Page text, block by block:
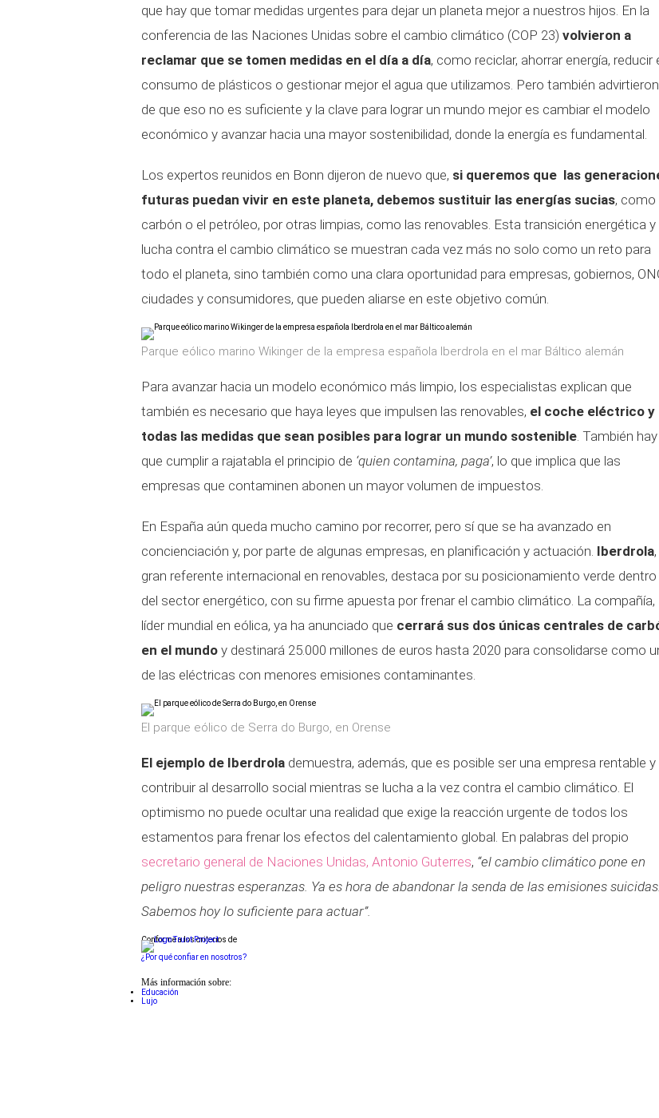
que hay que tomar medidas urgentes para dejar un planeta mejor a nuestros hijos. En la
conferencia de las Naciones Unidas sobre el cambio climático (COP 23) volvieron a
reclamar que se tomen medidas en el día a día, como reciclar, ahorrar energía, reducir
consumo de plásticos o gestionar mejor el agua que utilizamos. Pero también advirtieron
de que eso no es suficiente y la clave para lograr un mundo mejor es cambiar el modelo
económico y avanzar hacia una mayor sostenibilidad, donde la energía es fundamental.
Los expertos reunidos en Bonn dijeron de nuevo que, si queremos que las
futuras puedan vivir en este planeta, debemos sustituir las energías sucias, como
carbón o el petróleo, por otras limpias, como las renovables. Esta transición energética y
lucha contra el cambio climático se muestran cada vez más no solo como un reto para
todo el planeta, sino también como una clara oportunidad para empresas, gobiernos,
ciudades y consumidores, que pueden aliarse en este objetivo común.
Parque eólico marino Wikinger de la empresa española Iberdrola en el mar Báltico alemán
Para avanzar hacia un modelo económico más limpio, los especialistas explican que
también es necesario que haya leyes que impulsen las renovables, el coche eléctrico y
todas las medidas que sean posibles para lograr un mundo sostenible. También hay
que cumplir a rajatabla el principio de ‘quien contamina, paga’, lo que implica que las
empresas que contaminen abonen un mayor volumen de impuestos.
En España aún queda mucho camino por recorrer, pero sí que se ha avanzado en
concienciación y, por parte de algunas empresas, en planificación y actuación. Iberdrola,
gran referente internacional en renovables, destaca por su posicionamiento verde dentro
del sector energético, con su firme apuesta por frenar el cambio climático. La compañía,
líder mundial en eólica, ya ha anunciado que cerrará sus dos únicas centrales de
en el mundo y destinará 25.000 millones de euros hasta 2020 para consolidarse como
de las eléctricas con menores emisiones contaminantes.
El parque eólico de Serra do Burgo, en Orense
El ejemplo de Iberdrola demuestra, además, que es posible ser una empresa rentable y
contribuir al desarrollo social mientras se lucha a la vez contra el cambio climático. El
optimismo no puede ocultar una realidad que exige la reacción urgente de todos los
estamentos para frenar los efectos del calentamiento global. En palabras del propio
secretario general de Naciones Unidas, Antonio Guterres, “el cambio climático pone en
peligro nuestras esperanzas. Ya es hora de abandonar la senda de las emisiones suicidas.
Sabemos hoy lo suficiente para actuar”.
Conforme a los criterios de
¿Por qué confiar en nosotros?
Más información sobre:
Educación
Lujo